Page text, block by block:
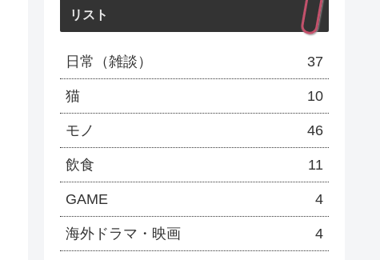
リスト
日常（雑談） 37
猫 10
モノ 46
飲食 11
GAME 4
海外ドラマ・映画 4